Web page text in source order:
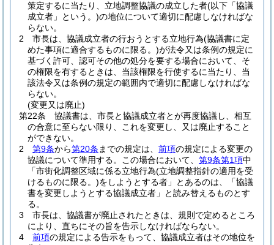
策定するに当たり、立地調整協議の成立した者(以下「協議
成立者」という。)の地位について適切に配慮しなければな
らない。
2
市長は、協議成立者の行おうとする立地行為(協議書に定
めた事項に適合するものに限る。)が法令又は条例の規定に
基づく許可、認可その他の処分を要する場合において、そ
の権限を有するときは、当該権限を行使するに当たり、当
該法令又は条例の規定の範囲内で適切に配慮しなければな
らない。
(変更又は廃止)
第22条
協議書は、市長と協議成立者とが再度協議し、相互
の合意に至らない限り、これを変更し、又は廃止すること
ができない。
2
第9条から第20条 までの規定は、 前項の規定による変更の
協議について準用する。
この場合において、 第9条第1項中
「市街化調整区域に係る立地行為(立地調整指針の適用を受
けるものに限る。)をしようとする者」とあるのは、「協議
書を変更しようとする協議成立者」と読み替えるものとす
る。
3
市長は、協議書が廃止されたときは、規則で定めるところ
により、直ちにその旨を告示しなければならない。
4
前項の規定による告示をもって、協議成立者はその地位を